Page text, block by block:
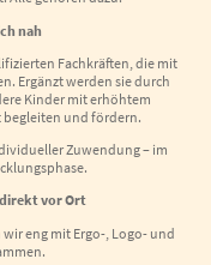
nah
Fachkräften, die mit
Ergänzt werden sie durch
Kinder mit erhöhtem
und fördern.
Zuwendung – im
vor Ort
eng mit Ergo-, Logo- und